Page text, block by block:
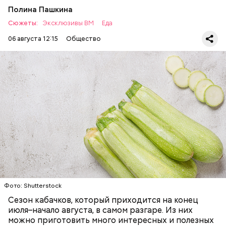
Полина Пашкина
Сюжеты: Эксклюзивы ВМ
Еда
06 августа 12:15
Общество
Фото: Shutterstock
Сезон кабачков, который приходится на конец
июля–начало августа, в самом разгаре. Из них
можно приготовить много интересных и полезных
Ингредиенты:
ЕДА ОВОЩИ РЕЦЕПТЫ
Фото: Shutterstock